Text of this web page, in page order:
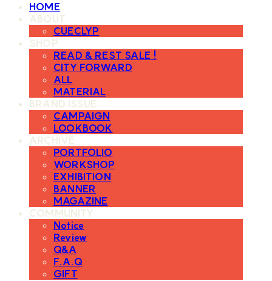
HOME
ABOUT
CUECLYP
SHOP
READ & REST SALE !
CITY FORWARD
ALL
MATERIAL
BRAND ISSUE
CAMPAIGN
LOOKBOOK
ARCHIVE
PORTFOLIO
WORKSHOP
EXHIBITION
BANNER
MAGAZINE
COMMUNITY
Notice
Review
Q&A
F.A.Q
GIFT